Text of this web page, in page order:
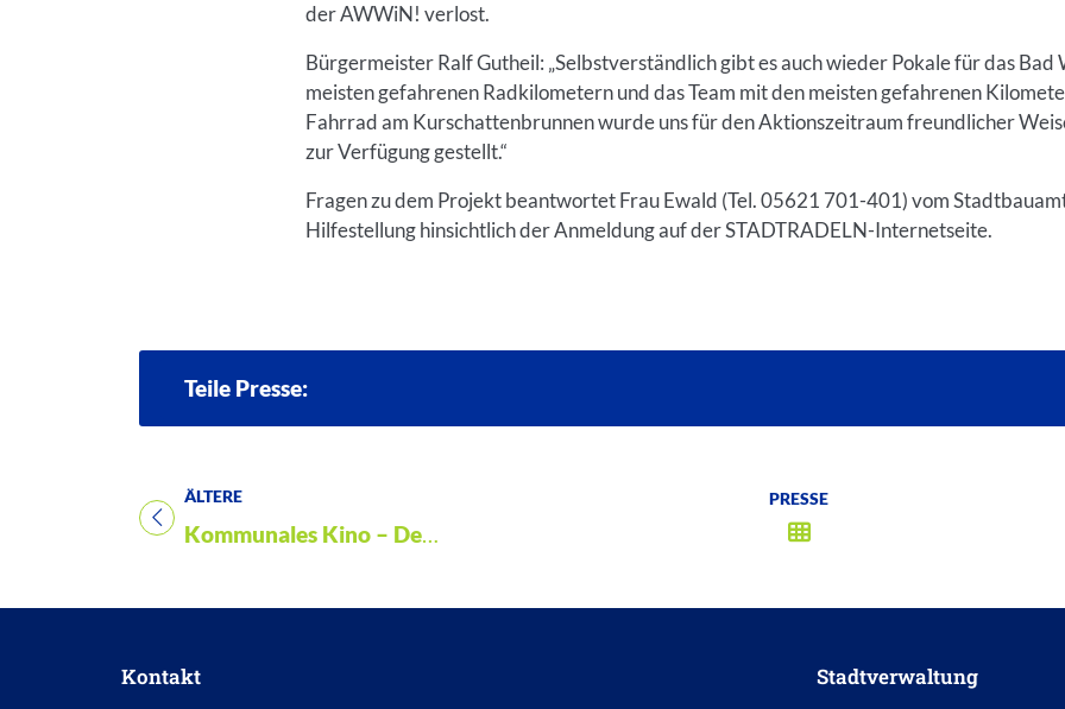
der AWWiN! verlost.
Bürgermeister Ralf Gutheil: „Selbstverständlich gibt es auch wieder Pokale für das Bad
meisten gefahrenen Radkilometern und das Team mit den meisten gefahrenen
Fahrrad am Kurschattenbrunnen wurde uns für den Aktionszeitraum freundlicher
zur Verfügung gestellt.“
Fragen zu dem Projekt beantwortet Frau Ewald (Tel. 05621 701-401) vom
Hilfestellung hinsichtlich der Anmeldung auf der STADTRADELN-Internetseite.
Teile Presse:
ÄLTERE
Titel für Presse
Kommunales Kino – Der besondere Film im Mai: „Was uns verbindet“
PRESSE
Kontakt Stadtverwaltung